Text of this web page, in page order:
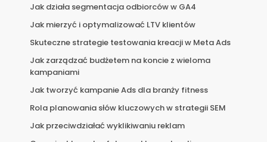
Jak działa segmentacja odbiorców w GA4
Jak mierzyć i optymalizować LTV klientów
Skuteczne strategie testowania kreacji w Meta Ads
Jak zarządzać budżetem na koncie z wieloma
kampaniami
Jak tworzyć kampanie Ads dla branży fitness
Rola planowania słów kluczowych w strategii SEM
Jak przeciwdziałać wyklikiwaniu reklam